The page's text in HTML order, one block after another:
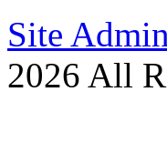
Site Admin
2026 All